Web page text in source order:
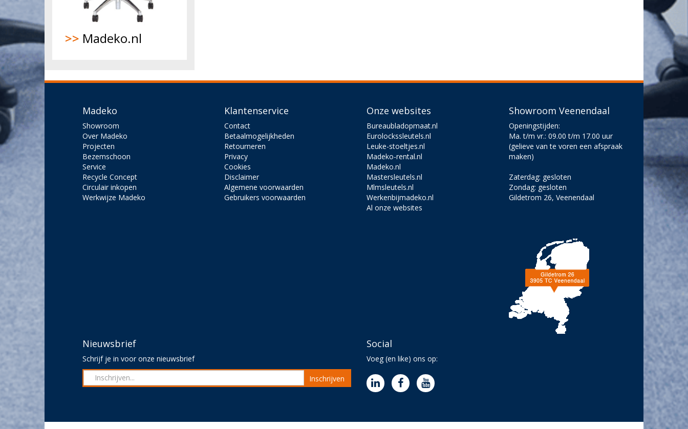
>> Madeko.nl
Madeko
Showroom
Over Madeko
Projecten
Bezemschoon
Service
Recycle Concept
Circulair inkopen
Werkwijze Madeko
Klantenservice
Contact
Betaalmogelijkheden
Retourneren
Privacy
Cookies
Disclaimer
Algemene voorwaarden
Gebruikers voorwaarden
Onze websites
Bureaubladopmaat.nl
Eurolockssleutels.nl
Leuke-stoeltjes.nl
Madeko-rental.nl
Madeko.nl
Mastersleutels.nl
Mlmsleutels.nl
Werkenbijmadeko.nl
Al onze websites
Showroom Veenendaal
Openingstijden:
Ma. t/m vr.: 09.00 t/m 17.00 uur
(gelieve van te voren een afspraak
maken)
Zaterdag: gesloten
Zondag: gesloten
Gildetrom 26, Veenendaal
Nieuwsbrief
Schrijf je in voor onze nieuwsbrief
Inschrijven
Social
Voeg (en like) ons op: